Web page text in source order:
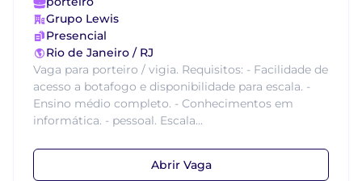
Grupo Lewis
Presencial
Rio de Janeiro / RJ
Vaga para porteiro / vigia. Requisitos: - Facilidade de
acesso a botafogo e disponibilidade para escala. -
Ensino médio completo. - Conhecimentos em
informática. - pessoal. Escala...
Abrir Vaga